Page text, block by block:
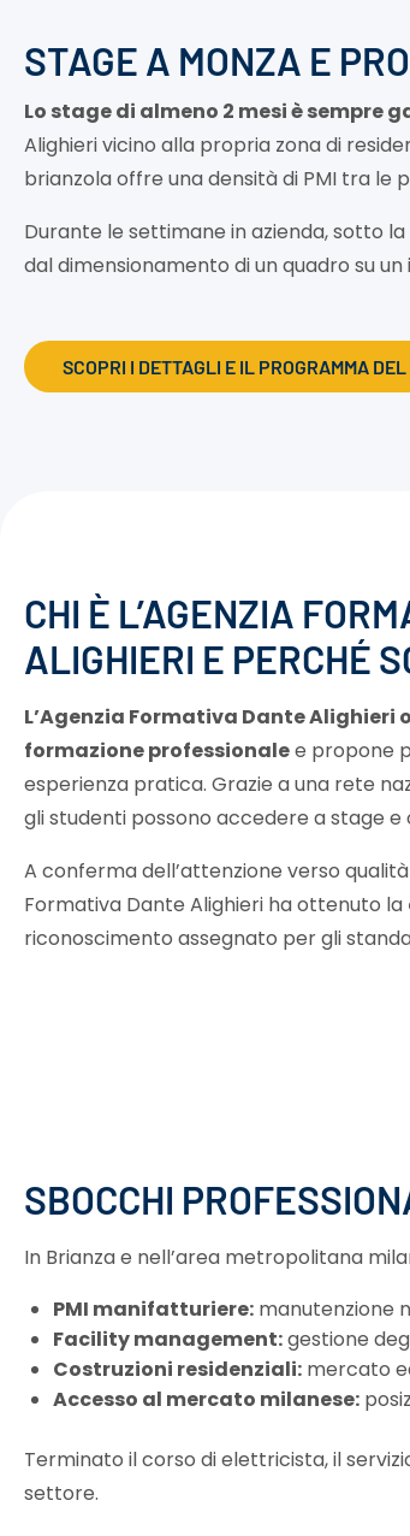
STAGE A MONZA E
Lo stage di almeno 2 mesi è sempre
Alighieri vicino alla propria zona di
brianzola offre una densità di PMI tra le
Durante le settimane in azienda, sotto
dal dimensionamento di un quadro su
SCOPRI I DETTAGLI E IL PROGRAMMA
CHI È L’AGENZIA
ALIGHIERI E PERCHÉ
L’Agenzia Formativa Dante Alighieri
formazione professionalee propone
esperienza pratica. Grazie a una rete
gli studenti possono accedere a stage
A conferma dell’attenzione verso
Formativa Dante Alighieri ha ottenuto la
riconoscimento assegnato per gli
SBOCCHI
In Brianza e nell’area metropolitana
PMI manifatturiere: manutenzione
Facility management:gestione
Costruzioni residenziali: mercato
Accesso al mercato milanese:
Terminato il corso di elettricista, il
settore.